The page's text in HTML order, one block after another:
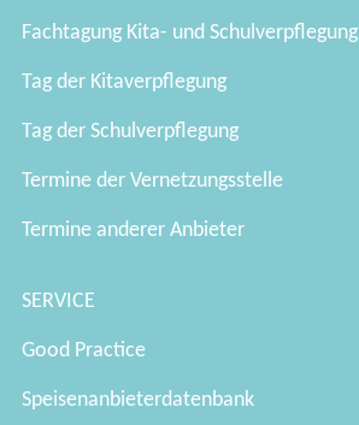
Fachtagung Kita- und Schulverpflegung
Tag der Kitaverpflegung
Tag der Schulverpflegung
Termine der Vernetzungsstelle
Termine anderer Anbieter
SERVICE
Good Practice
Speisenanbieterdatenbank